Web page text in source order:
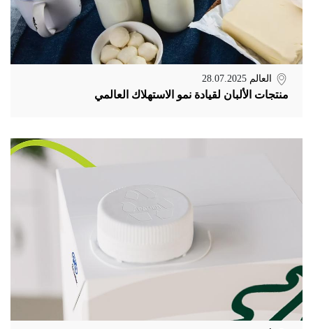
العالم 28.07.2025
منتجات الألبان لقيادة نمو الاستهلاك العالمي